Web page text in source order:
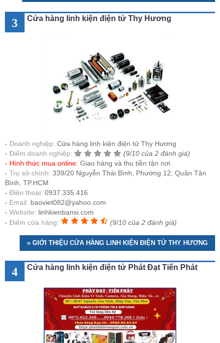
3 Cửa hàng linh kiện điện tử Thy Hương
Doanh nghiệp: Cửa hàng linh kiện điện tử Thy Hương
Điểm doanh nghiệp:
(9/10 của 2 đánh giá)
Hình thức mua online: Giao hàng và thu tiền tận nơi
Trụ sở chính: 339/20 Nguyễn Thái Bình, Phường 12, Quận Tân
Bình, TP.HCM
Điện thoại: 0937.335.416
Email: baoviet082@yahoo.com
Website: linhkienbansi.com
Điểm cửa hàng:
(9/10 của 2 đánh giá)
» GIỚI THIỆU CỬA HÀNG LINH KIỆN ĐIỆN TỬ THY HƯƠNG
4 Cửa hàng linh kiện điện tử Phát Đạt Tiến Phát